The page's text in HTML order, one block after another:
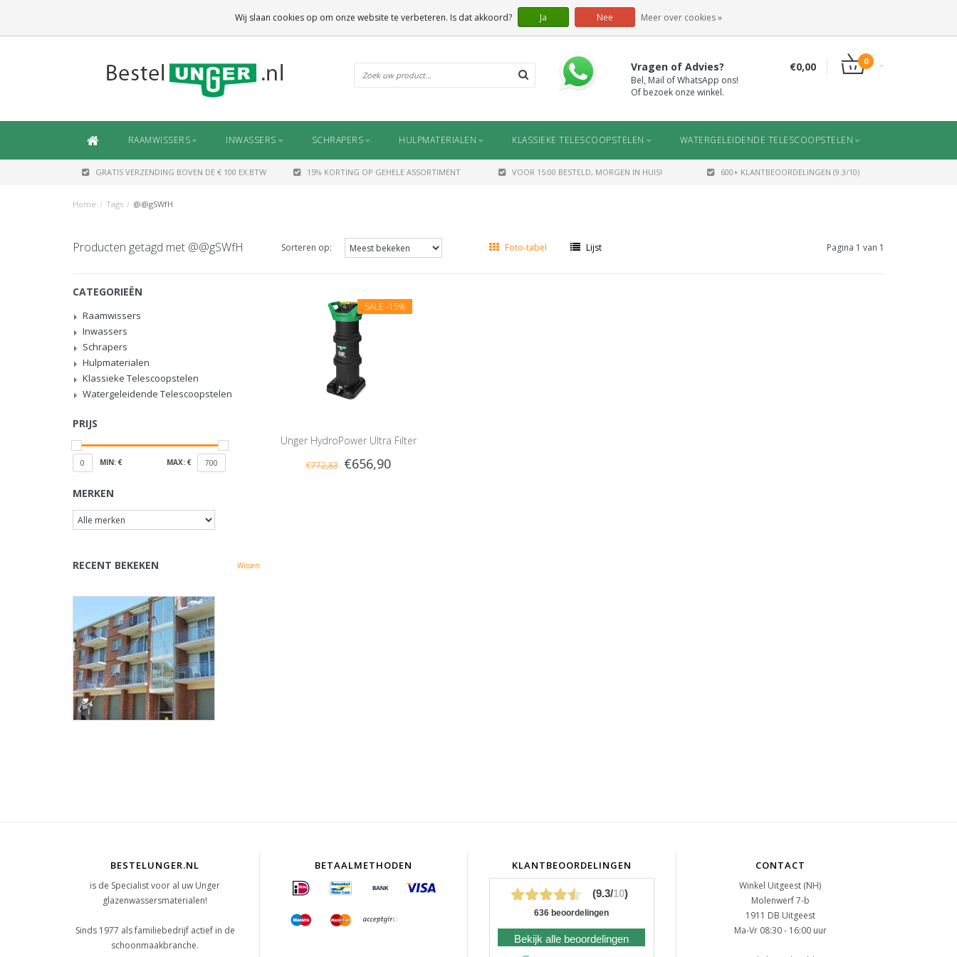
Vragen of Advies?
Bel, Mail of WhatsApp ons!
Of bezoek onze winkel.
€0,00 0
RAAMWISSERS INWASSERS SCHRAPERS HULPMATERIALEN KLASSIEKE TELESCOOPSTELEN WATERGELEIDENDE TELESCOOPSTELEN
GRATIS VERZENDING BOVEN DE € 100 EX.BTW 15% KORTING OP GEHELE ASSORTIMENT VOOR 15:00 BESTELD, MORGEN IN HUIS! 600+ KLANTBEOORDELINGEN (9.3/10)
Home / Tags / @@gSWfH
Producten getagd met @@gSWfH Sorteren op: Foto-tabel Lijst Pagina 1 van 1
CATEGORIEËN
Raamwissers
Inwassers
Schrapers
Hulpmaterialen
Klassieke Telescoopstelen
Watergeleidende Telescoopstelen
PRIJS
0 MIN: € MAX: € 700
MERKEN
RECENT BEKEKEN Wissen
SALE -15%
Unger HydroPower Ultra Filter
L
€772,83 €656,90
BESTELUNGER.NL
is de Specialist voor al uw Unger
glazenwassersmaterialen!
Sinds 1977 als familiebedrijf actief in de
schoonmaakbranche.
BETAALMETHODEN KLANTBEOORDELINGEN
(9.3/10)
636 beoordelingen
Bekijk alle beoordelingen
CONTACT
Winkel Uitgeest (NH)
Molenwerf 7-b
1911 DB Uitgeest
Ma-Vr 08:30 - 16:00 uur
Wij slaan cookies op om onze website te verbeteren. Is dat akkoord? Ja Nee Meer over cookies »